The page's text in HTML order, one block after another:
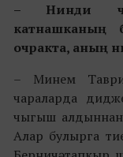
– Нинди
катнашканың
очракта, аның
– Минем
чараларда
чыгыш алдыннан
Алар булырга